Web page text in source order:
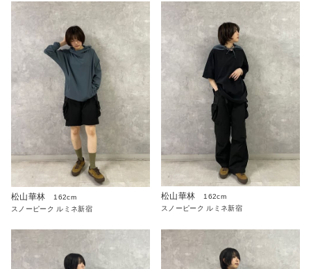
松山華林
162cm
スノーピーク ルミネ新宿
松山華林
162cm
スノーピーク ルミネ新宿